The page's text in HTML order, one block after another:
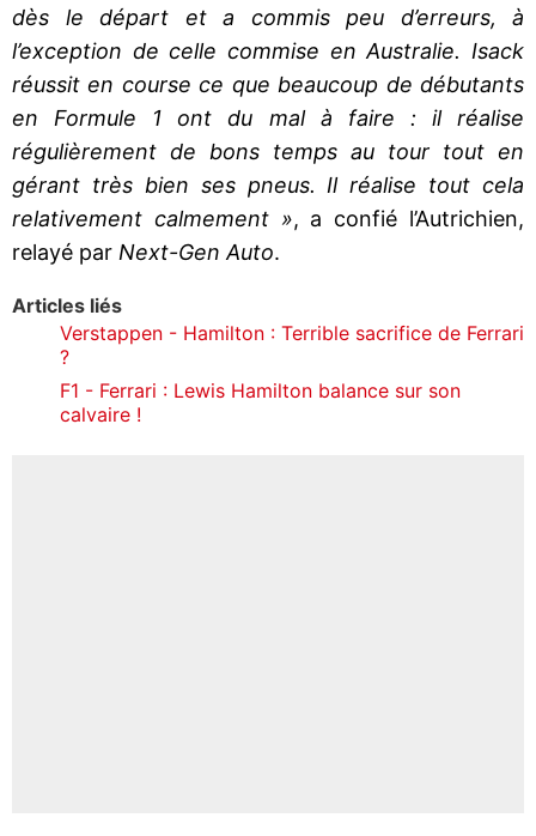
dès le départ et a commis peu d’erreurs, à
l’exception de celle commise en Australie. Isack
réussit en course ce que beaucoup de débutants
en Formule 1 ont du mal à faire : il réalise
régulièrement de bons temps au tour tout en
gérant très bien ses pneus. Il réalise tout cela
relativement calmement », a confié l’Autrichien,
relayé par Next-Gen Auto.
Articles liés
Verstappen - Hamilton : Terrible sacrifice de Ferrari
?
F1 - Ferrari : Lewis Hamilton balance sur son
calvaire !